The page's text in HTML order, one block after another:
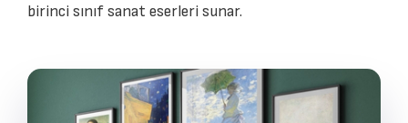
birinci sınıf sanat eserleri sunar.